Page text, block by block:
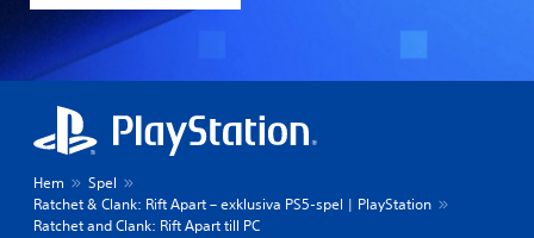
Hem
Spel
Ratchet & Clank: Rift Apart – exklusiva PS5-spel | PlayStation
Ratchet and Clank: Rift Apart till PC